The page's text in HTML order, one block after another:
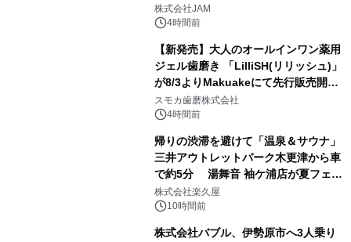
GR 4車種の FUNBOO(ミニカー)付き
メニューが展開されます
株式会社JAM
4時間前
【新発売】大人のオールインワン薬用
ジェル歯磨き 「LilliSH(リリッシュ)」
が8/3よりMakuakeにて先行販売開
始！
スモカ歯磨株式会社
4時間前
帰りの渋滞を避けて「温泉＆サウナ」
三井アウトレットパーク木更津から車
で約5分 湯舞音 袖ケ浦店が夏フェア
メニューを提供
株式会社楽久屋
10時間前
株式会社バブル、伊勢原市へ3人乗り